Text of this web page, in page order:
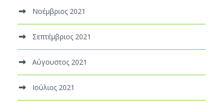
Νοέμβριος 2021
Σεπτέμβριος 2021
Αύγουστος 2021
Ιούλιος 2021